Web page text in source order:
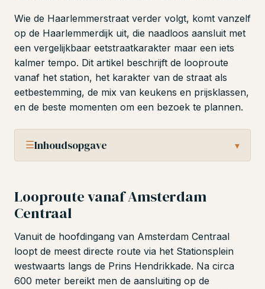
Wie de Haarlemmerstraat verder volgt, komt vanzelf
op de Haarlemmerdijk uit, die naadloos aansluit met
een vergelijkbaar eetstraatkarakter maar een iets
kalmer tempo. Dit artikel beschrijft de looproute
vanaf het station, het karakter van de straat als
eetbestemming, de mix van keukens en prijsklassen,
en de beste momenten om een bezoek te plannen.
☰Inhoudsopgave ▾
Looproute vanaf Amsterdam
Centraal
Vanuit de hoofdingang van Amsterdam Centraal
loopt de meest directe route via het Stationsplein
westwaarts langs de Prins Hendrikkade. Na circa
600 meter bereikt men de aansluiting op de